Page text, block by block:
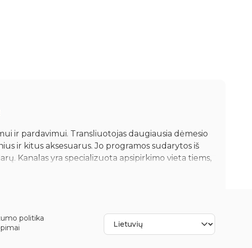
ir pardavimui. Transliuotojas daugiausia dėmesio
ir kitus aksesuarus. Jo programos sudarytos iš
Kanalas yra specializuota apsipirkimo vieta tiems,
segmentų metu vedėjai apibūdina kiekvieno
žiūrovams apžiūrėti prekes jų pardavimo metu.
politika